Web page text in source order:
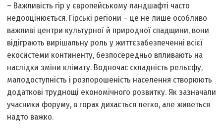
– Важливість гір у європейському ландшафті часто
недооцінюється. Гірські регіони – це не лише особливо
важливі центри культурної й природної спадщини, вони
відіграють вирішальну роль у життєзабезпеченні всієї
екосистеми континенту, безпосередньо впливають на
наслідки зміни клімату. Водночас складність рельєфу,
малодоступність і розпорошеність населення створюють
додаткові труднощі економічного розвитку. Як зазначали
учасники форуму, в горах дихається легко, але живеться
надто важко.